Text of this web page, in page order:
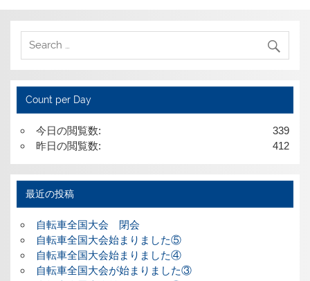
Count per Day
339
今日の閲覧数:
412
昨日の閲覧数:
最近の投稿
自転車全国大会 閉会
自転車全国大会始まりました⑤
自転車全国大会始まりました④
自転車全国大会が始まりました③